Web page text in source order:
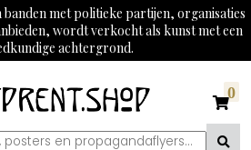
met politieke partijen, organisaties
wordt verkocht als kunst met een
achtergrond.
0